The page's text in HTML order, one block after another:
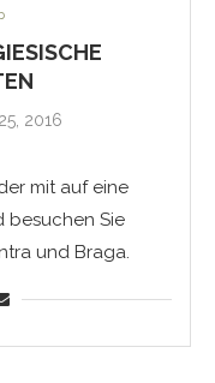
2016
mit auf eine
besuchen Sie
und Braga.